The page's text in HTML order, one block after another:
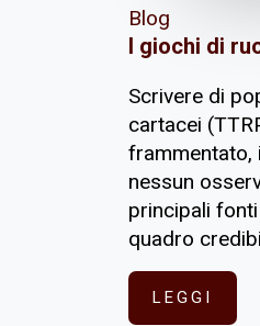
Blog
I giochi di
Scrivere di
cartacei
frammentato,
nessun
principali
quadro
LEGGI